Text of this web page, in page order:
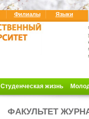
Филиалы Языки
Студенческая жизнь
ФАКУЛЬТЕТ